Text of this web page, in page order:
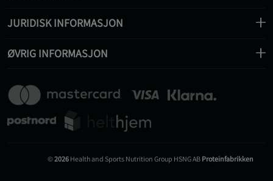
JURIDISK INFORMASJON
ØVRIG INFORMASJON
©2026 Health and Sports Nutrition Group HSNG AB Proteinfabrikken